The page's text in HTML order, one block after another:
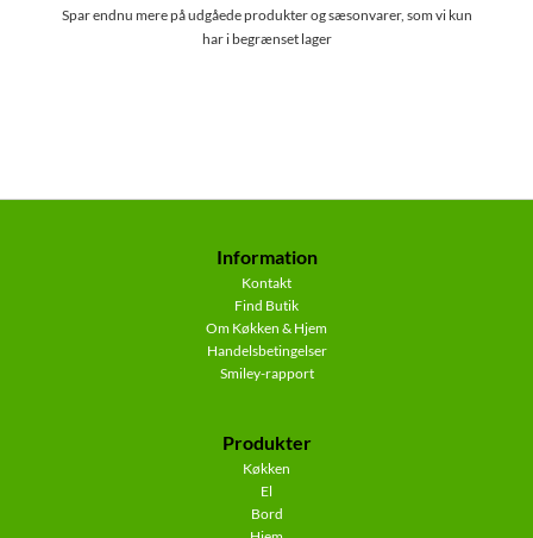
Spar endnu mere på udgåede produkter og sæsonvarer, som vi kun
har i begrænset lager
Information
Kontakt
Find Butik
Om Køkken & Hjem
Handelsbetingelser
Smiley-rapport
Produkter
Køkken
El
Bord